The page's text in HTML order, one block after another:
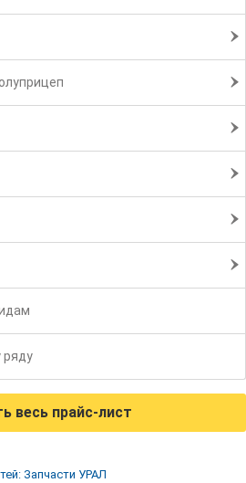
ряду
весь прайс-лист
Запчасти УРАЛ